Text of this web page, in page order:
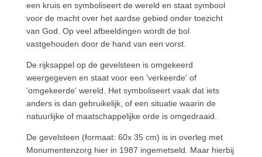
een kruis en symboliseert de wereld en staat symbool
voor de macht over het aardse gebied onder toezicht
van God. Op veel afbeeldingen wordt de bol
vastgehouden door de hand van een vorst.
De rijksappel op de gevelsteen is omgekeerd
weergegeven en staat voor een 'verkeerde' of
'omgekeerde' wereld. Het symboliseert vaak dat iets
anders is dan gebruikelijk, of een situatie waarin de
natuurlijke of maatschappelijke orde is omgedraaid.
De gevelsteen (formaat: 60x 35 cm) is in overleg met
Monumentenzorg hier in 1987 ingemetseld. Maar hierbij